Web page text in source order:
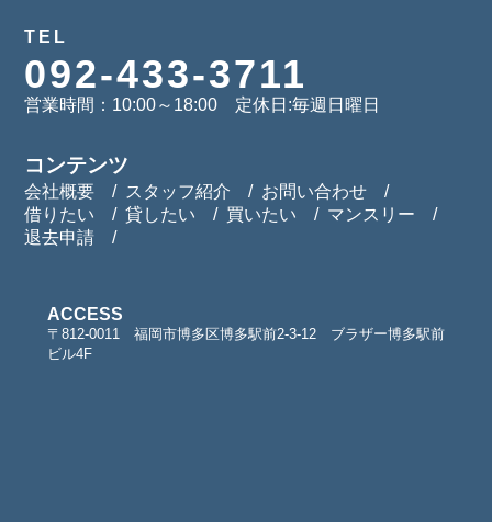
TEL
092-433-3711
営業時間：10:00～18:00 定休日:毎週日曜日
コンテンツ
会社概要 スタッフ紹介
お問い合わせ
借りたい
貸したい 買いたい
マンスリー
退去申請
ACCESS
〒812-0011 福岡市博多区博多駅前2-3-12 ブラザー博多駅前
ビル4F